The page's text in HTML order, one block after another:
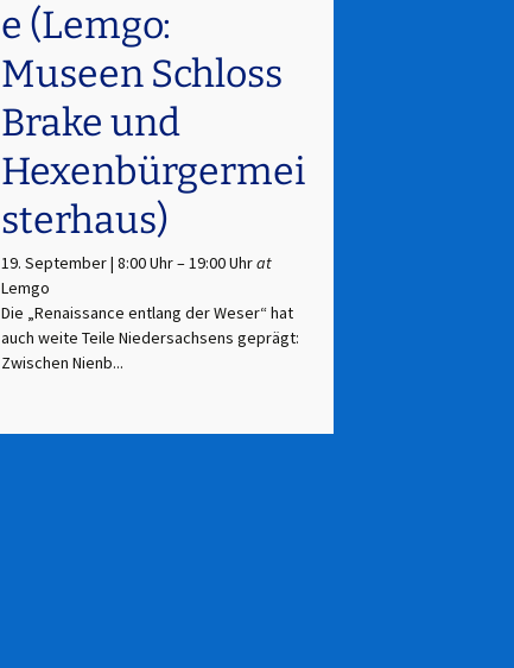
e (Lemgo:
Museen Schloss
Brake und
Hexenbürgermei
sterhaus)
19. September | 8:00 Uhr–19:00 Uhrat
Lemgo
Die „Renaissance entlang der Weser“ hat
auch weite Teile Niedersachsens geprägt:
Zwischen Nienb...